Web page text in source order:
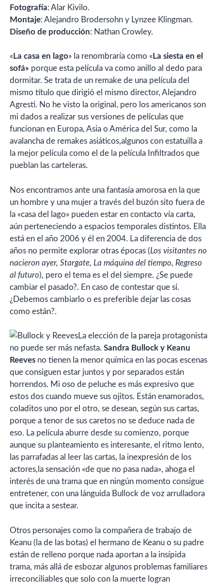
Fotografía: Alar Kivilo.
Montaje: Alejandro Brodersohn y Lynzee Klingman.
Diseño de producción: Nathan Crowley.
« La casa en lago» la renombraría como « La siesta en el
sofá» porque esta película va como anillo al dedo para
dormitar. Se trata de un remake de una película del
mismo título que dirigió el mismo director, Alejandro
Agresti. No he visto la original, pero los americanos son
mi dados a realizar sus versiones de películas que
funcionan en Europa, Asia o América del Sur, como la
avalancha de remakes asiáticos,algunos con estatuilla a
la mejor película como el de la película Infiltrados que
pueblan las carteleras.
Nos encontramos ante una fantasía amorosa en la que
un hombre y una mujer a través del buzón sito fuera de
la «casa del lago» pueden estar en contacto vía carta,
aún perteneciendo a espacios temporales distintos. Ella
está en el año 2006 y él en 2004. La diferencia de dos
años no permite explorar otras épocas (Los visitantes no
nacieron ayer, Stargate, La máquina del tiempo, Regreso
al futuro), pero el tema es el del siempre. ¿Se puede
cambiar el pasado?. En caso de contestar que sí.
¿Debemos cambiarlo o es preferible dejar las cosas
como están?.
La elección de la pareja protagonista
no puede ser más nefasta. Sandra Bullock y Keanu
Reeves no tienen la menor química en las pocas escenas
que consiguen estar juntos y por separados están
horrendos. Mi oso de peluche es más expresivo que
estos dos cuando mueve sus ojitos. Están enamorados,
coladitos uno por el otro, se desean, según sus cartas,
porque a tenor de sus caretos no se deduce nada de
eso. La película aburre desde su comienzo, porque
aunque su planteamiento es interesante, el ritmo lento,
las parrafadas al leer las cartas, la inexpresión de los
actores,la sensación «de que no pasa nada», ahoga el
interés de una trama que en ningún momento consigue
entretener, con una lánguida Bullock de voz arrulladora
que incita a sestear.
Otros personajes como la compañera de trabajo de
Keanu (la de las botas) el hermano de Keanu o su padre
están de relleno porque nada aportan a la insípida
trama, más allá de esbozar algunos problemas familiares
irreconciliables que solo con la muerte logran